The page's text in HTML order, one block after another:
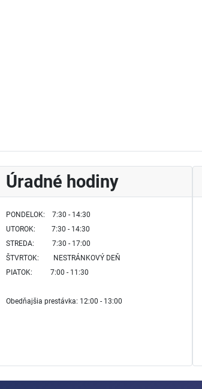
Úradné hodiny
PONDELOK: 7:30 - 14:30
UTOROK: 7:30 - 14:30
STREDA: 7:30 - 17:00
ŠTVRTOK: NESTRÁNKOVÝ DEŇ
PIATOK: 7:00 - 11:30
Obedňajšia prestávka: 12:00 - 13:00